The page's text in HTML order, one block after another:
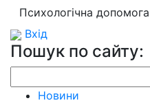
Психологічна допомога
Вхід
Пошук по сайту:
Новини